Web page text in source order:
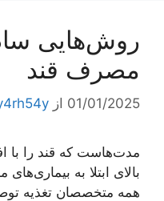
روش‌هایی
مصرف قند
01/01/2025 از
مدت‌هاست که قند را با
بالای ابتلا به
همه متخصصان تغذیه